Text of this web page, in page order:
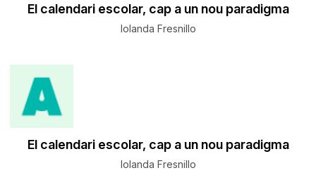
El calendari escolar, cap a un nou paradigma
Iolanda Fresnillo
El calendari escolar, cap a un nou paradigma
Iolanda Fresnillo